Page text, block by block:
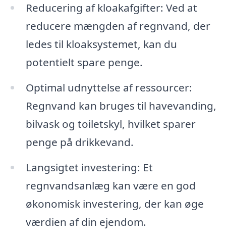
Reducering af kloakafgifter: Ved at
reducere mængden af regnvand, der
ledes til kloaksystemet, kan du
potentielt spare penge.
Optimal udnyttelse af ressourcer:
Regnvand kan bruges til havevanding,
bilvask og toiletskyl, hvilket sparer
penge på drikkevand.
Langsigtet investering: Et
regnvandsanlæg kan være en god
økonomisk investering, der kan øge
værdien af din ejendom.